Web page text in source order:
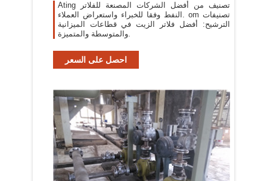
Ating تصنيف من أفضل الشركات المصنعة للفلاتر
النفط وفقا للخبراء واستعراض العملاء. om تصنيفات
الترشيح: أفضل فلاتر الزيت في قطاعات الميزانية
والمتوسطة والمتميزة.
احصل على السعر